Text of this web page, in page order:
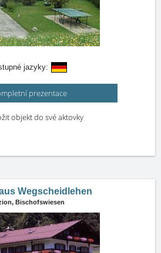
jazyky:
prezentace
objekt do své aktovky
Wegscheidlehen
Bischofswiesen